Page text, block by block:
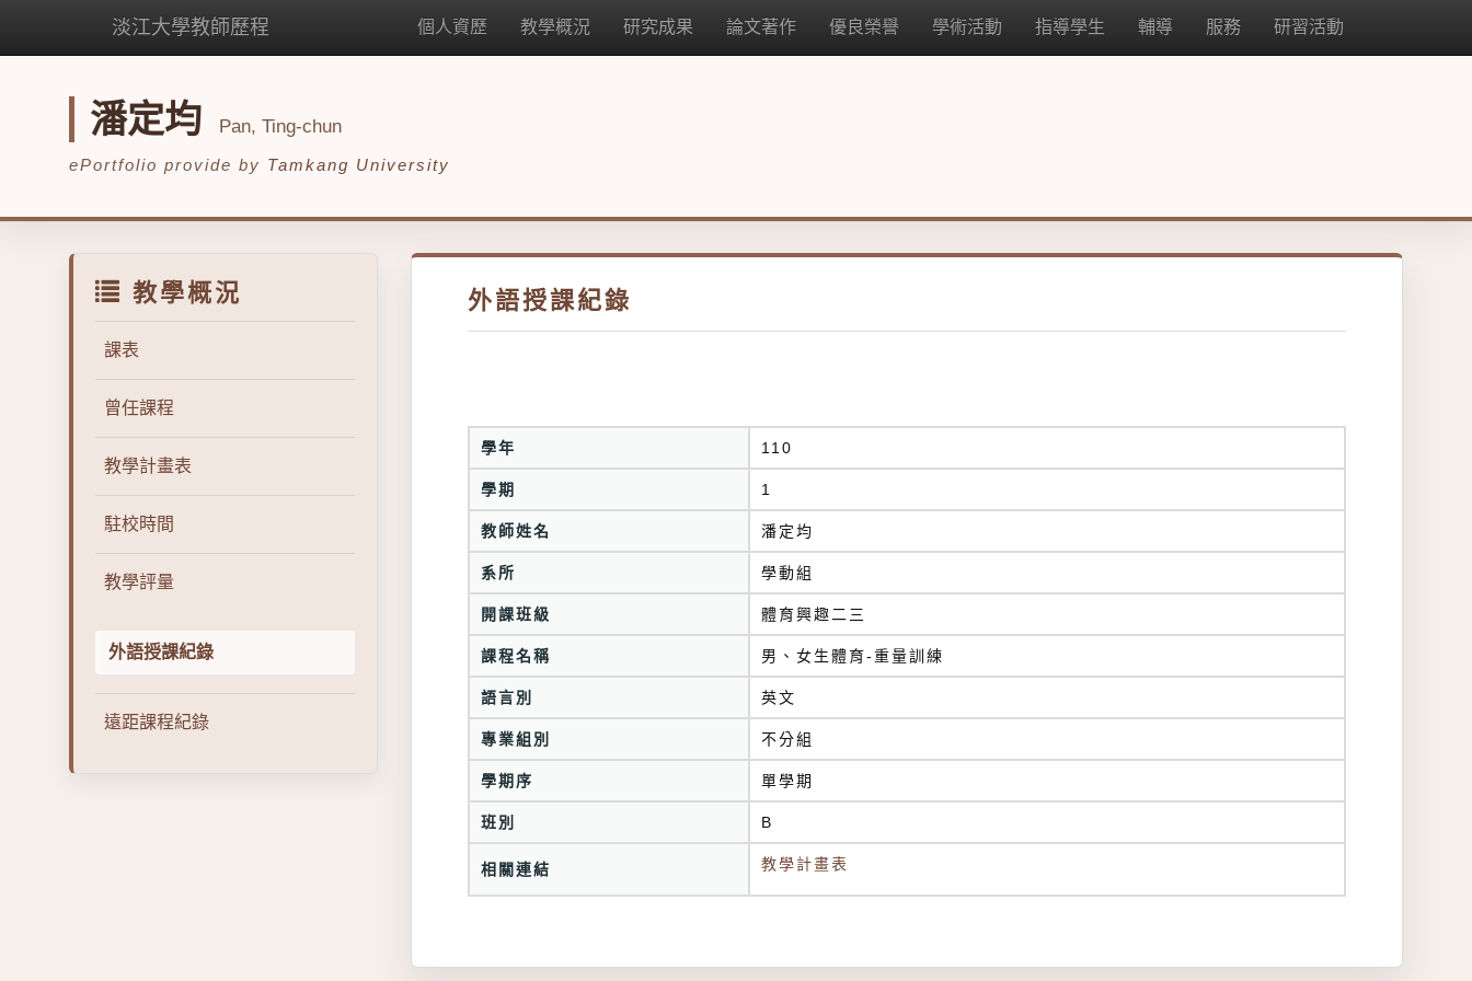
淡江大學教師歷程 個人資歷 教學概況 研究成果 論文著作 優良榮譽 學術活動 指導學生 輔導 服務 研習活動
潘定均 Pan, Ting-chun
ePortfolio provide by Tamkang University
教學概況
課表
曾任課程
教學計畫表
駐校時間
教學評量
外語授課紀錄
遠距課程紀錄
外語授課紀錄
學年 110
學期 1
教師姓名 潘定均
系所 學動組
開課班級 體育興趣二三
課程名稱 男、女生體育-重量訓練
語言別 英文
專業組別 不分組
學期序 單學期
班別 B
相關連結 教學計畫表